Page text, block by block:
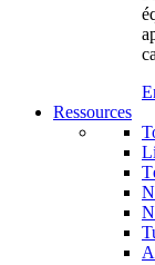
Ressources